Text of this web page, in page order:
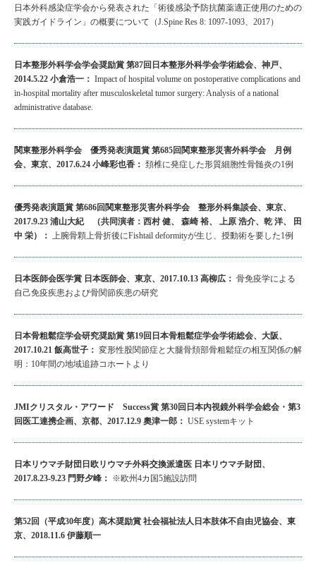
日本外科感染症学会から発表された「術後感染予防抗菌薬適正使用のための
実践ガイドライン」の概要について（J.Spine Res 8: 1097-1093、2017）
日本整形外科学会学会奨励賞 第87回日本整形外科学会学術総会、神戸、
2014.5.22 小倉浩一： Impact of hospital volume on postoperative complications and
in-hospital mortality after musculoskeletal tumor surgery: Analysis of a national
administrative database.
関東整形外科学会 優秀発表演題賞 第685回関東整形災害外科学会 月例
会、東京、2017.6.24 小峰彩也香： 頚椎に発症した形質細胞性骨髄炎の1例
優秀発表演題賞 第686回関東整形災害外科学会 整形外科集談会、東京、
2017.9.23 浦山大紀 （共同演者：西村 健、 森崎 裕、 上原 浩介、乾 洋、 田
中 栄）： 上腕骨顆上骨折後にFishtail deformityが生じ、授動術を要した1例
日本医師会医学賞 日本医師会、東京、2017.10.13 高柳広： 骨免疫学による
自己免疫疾患および骨関節疾患の研究
日本骨粗鬆症学会研究奨励賞 第19回日本骨粗鬆症学会学術総会、大阪、
2017.10.21 飯高世子： 変形性股関節症と大腿骨頚部骨粗鬆症の相互関係の解
明：10年間の地域追跡コホートより
JMIクリスタル・アワード Success賞 第30回日本内視鏡外科学会総会・第3
回医工連携企画、京都、2017.12.9 奧津一郎： USE systemキット
日本リウマチ財団日欧リウマチ外科交換派遣医 日本リウマチ財団、
2017.8.23-9.23 門野夕峰： ※欧州4カ国5施設訪問
第52回（平成30年度）高木奨励賞 社会福祉法人日本肢体不自由児協会、東
京、2018.11.6 伊藤順一